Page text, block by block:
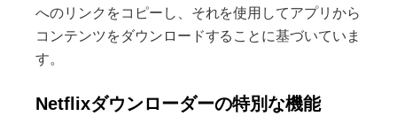
へのリンクをコピーし、それを使用してアプリから
コンテンツをダウンロードすることに基づいていま
す。
Netflixダウンローダーの特別な機能